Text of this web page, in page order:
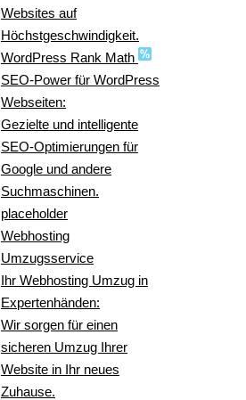
Websites auf
Höchstgeschwindigkeit.
WordPress Rank Math
SEO-Power für WordPress
Webseiten:
Gezielte und intelligente
SEO-Optimierungen für
Google und andere
Suchmaschinen.
placeholder
Webhosting
Umzugsservice
Ihr Webhosting Umzug in
Expertenhänden:
Wir sorgen für einen
sicheren Umzug Ihrer
Website in Ihr neues
Zuhause.